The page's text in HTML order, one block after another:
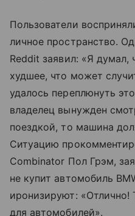
Пользователи
личное пространство.
Reddit заявил: «Я
худшее, что может
удалось переплюнуть
владелец вынужден
поездкой, то машина
Ситуацию
Combinator Пол Грэм,
не купит автомобиль
иронизируют: «Отлично!
для автомобилей».